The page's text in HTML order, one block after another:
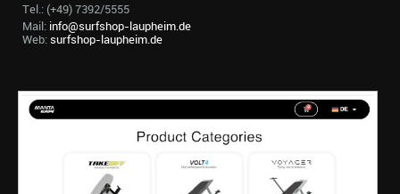
Tel.: (+49) 7392/5555
Mail: info@surfshop-laupheim.de
Web: surfshop-laupheim.de